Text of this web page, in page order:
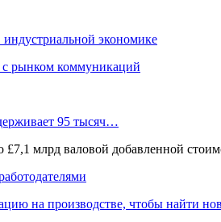
экономике
с рынком коммуникаций
95 тысяч…
£7,1 млрд валовой добавленной
на производстве, чтобы найти